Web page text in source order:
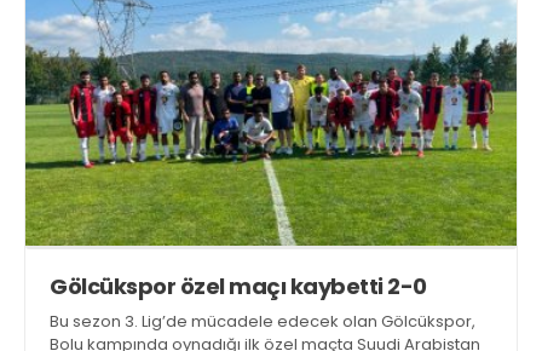
Gölcükspor özel maçı kaybetti 2-0
Bu sezon 3. Lig’de mücadele edecek olan Gölcükspor,
Bolu kampında oynadığı ilk özel maçta Suudi Arabistan